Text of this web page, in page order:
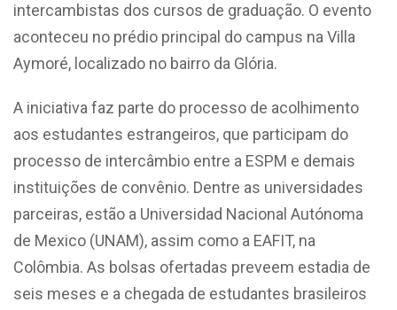
intercambistas dos cursos de graduação. O evento
aconteceu no prédio principal do campus na Villa
Aymoré, localizado no bairro da Glória.
A iniciativa faz parte do processo de acolhimento
aos estudantes estrangeiros, que participam do
processo de intercâmbio entre a ESPM e demais
instituições de convênio. Dentre as universidades
parceiras, estão a Universidad Nacional Autónoma
de Mexico (UNAM), assim como a EAFIT, na
Colômbia. As bolsas ofertadas preveem estadia de
seis meses e a chegada de estudantes brasileiros